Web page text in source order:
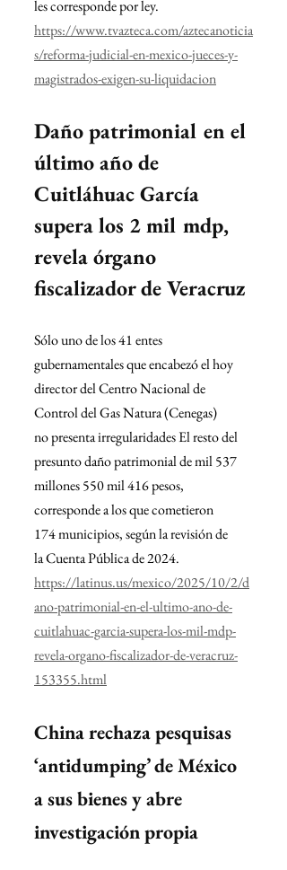
les corresponde por ley.
https://www.tvazteca.com/aztecanoticia
s/reforma-judicial-en-mexico-jueces-y-
magistrados-exigen-su-liquidacion
Daño patrimonial en el
último año de
Cuitláhuac García
supera los 2 mil mdp,
revela órgano
fiscalizador de Veracruz
Sólo uno de los 41 entes
gubernamentales que encabezó el hoy
director del Centro Nacional de
Control del Gas Natura (Cenegas)
no presenta irregularidades El resto del
presunto daño patrimonial de mil 537
millones 550 mil 416 pesos,
corresponde a los que cometieron
174 municipios, según la revisión de
la Cuenta Pública de 2024.
https://latinus.us/mexico/2025/10/2/d
ano-patrimonial-en-el-ultimo-ano-de-
cuitlahuac-garcia-supera-los-mil-mdp-
revela-organo-fiscalizador-de-veracruz-
153355.html
China rechaza pesquisas
‘antidumping’ de México
a sus bienes y abre
investigación propia